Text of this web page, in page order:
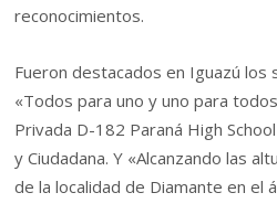
reconocimientos.
Fueron destacados en Iguazú los
«Todos para uno y uno para
Privada D-182 Paraná High
y Ciudadana. Y «Alcanzando las
de la localidad de Diamante en el